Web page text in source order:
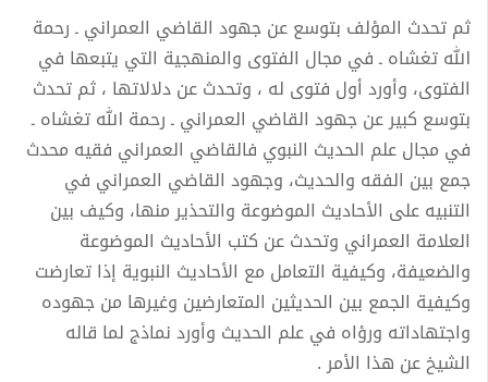
ثم تحدث المؤلف بتوسع عن جهود القاضي العمراني ـ رحمة
الله تغشاه ـ في مجال الفتوى والمنهجية التي يتبعها في
الفتوى، وأورد أول فتوى له ، وتحدث عن دلالاتها ، ثم تحدث
بتوسع كبير عن جهود القاضي العمراني ـ رحمة الله تغشاه ـ
في مجال علم الحديث النبوي فالقاضي العمراني فقيه محدث
جمع بين الفقه والحديث، وجهود القاضي العمراني في
التنبيه على الأحاديث الموضوعة والتحذير منها، وكيف بين
العلامة العمراني وتحدث عن كتب الأحاديث الموضوعة
والضعيفة، وكيفية التعامل مع الأحاديث النبوية إذا تعارضت
وكيفية الجمع بين الحديثين المتعارضين وغيرها من جهوده
واجتهاداته ورؤاه في علم الحديث وأورد نماذج لما قاله
الشيخ عن هذا الأمر .